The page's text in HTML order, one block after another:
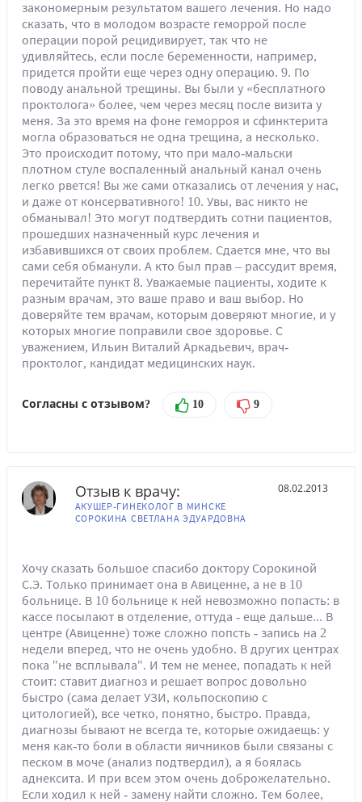
закономерным результатом вашего лечения. Но надо
сказать, что в молодом возрасте геморрой после
операции порой рецидивирует, так что не
удивляйтесь, если после беременности, например,
придется пройти еще через одну операцию. 9. По
поводу анальной трещины. Вы были у «бесплатного
проктолога» более, чем через месяц после визита у
меня. За это время на фоне геморроя и сфинктерита
могла образоваться не одна трещина, а несколько.
Это происходит потому, что при мало-мальски
плотном стуле воспаленный анальный канал очень
легко рвется! Вы же сами отказались от лечения у нас,
и даже от консервативного! 10. Увы, вас никто не
обманывал! Это могут подтвердить сотни пациентов,
прошедших назначенный курс лечения и
избавившихся от своих проблем. Сдается мне, что вы
сами себя обманули. А кто был прав – рассудит время,
перечитайте пункт 8. Уважаемые пациенты, ходите к
разным врачам, это ваше право и ваш выбор. Но
доверяйте тем врачам, которым доверяют многие, и у
которых многие поправили свое здоровье. С
уважением, Ильин Виталий Аркадьевич, врач-
проктолог, кандидат медицинских наук.
Согласны с отзывом? 10 9
Отзыв к врачу:
АКУШЕР-ГИНЕКОЛОГ В МИНСКЕ
СОРОКИНА СВЕТЛАНА ЭДУАРДОВНА
08.02.2013
Хочу сказать большое спасибо доктору Сорокиной
С.Э. Только принимает она в Авиценне, а не в 10
больнице. В 10 больнице к ней невозможно попасть: в
кассе посылают в отделение, оттуда - еще дальше... В
центре (Авиценне) тоже сложно попсть - запись на 2
недели вперед, что не очень удобно. В других центрах
пока "не всплывала". И тем не менее, попадать к ней
стоит: ставит диагноз и решает вопрос довольно
быстро (сама делает УЗИ, кольпоскопию с
цитологией), все четко, понятно, быстро. Правда,
диагнозы бывают не всегда те, которые ожидаещь: у
меня как-то боли в области яичников были связаны с
песком в моче (анализ подтвердил), а я боялась
аднексита. И при всем этом очень доброжелательно.
Если ходил к ней - замену найти сложно. Тем более,